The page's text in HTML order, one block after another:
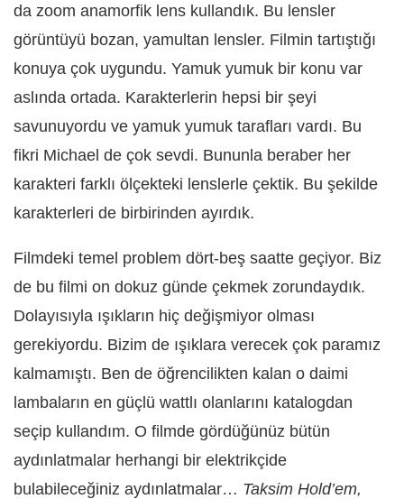
da zoom anamorfik lens kullandık. Bu lensler
görüntüyü bozan, yamultan lensler. Filmin tartıştığı
konuya çok uygundu. Yamuk yumuk bir konu var
aslında ortada. Karakterlerin hepsi bir şeyi
savunuyordu ve yamuk yumuk tarafları vardı. Bu
fikri Michael de çok sevdi. Bununla beraber her
karakteri farklı ölçekteki lenslerle çektik. Bu şekilde
karakterleri de birbirinden ayırdık.
Filmdeki temel problem dört-beş saatte geçiyor. Biz
de bu filmi on dokuz günde çekmek zorundaydık.
Dolayısıyla ışıkların hiç değişmiyor olması
gerekiyordu. Bizim de ışıklara verecek çok paramız
kalmamıştı. Ben de öğrencilikten kalan o daimi
lambaların en güçlü wattlı olanlarını katalogdan
seçip kullandım. O filmde gördüğünüz bütün
aydınlatmalar herhangi bir elektrikçide
bulabileceğiniz aydınlatmalar… Taksim Hold’em,